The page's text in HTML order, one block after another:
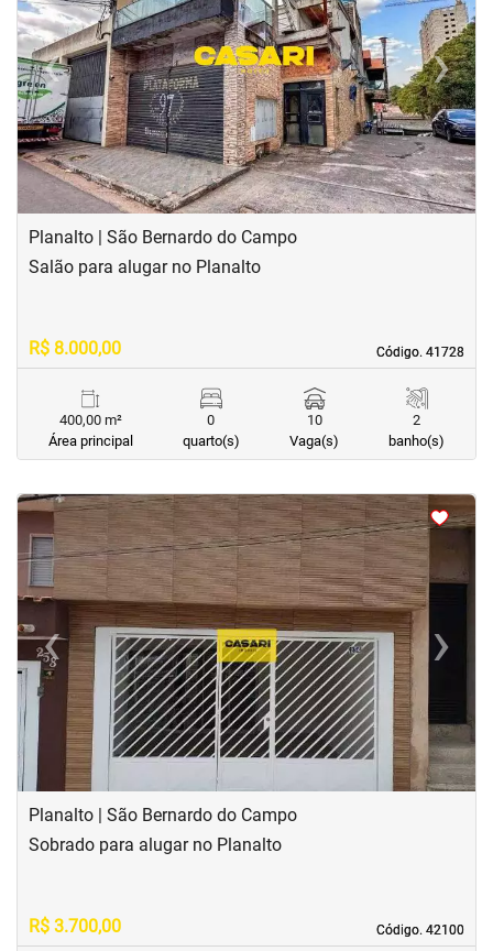
‹Previous ›Next
Planalto | São Bernardo do Campo
Código. 41728
Código. 41728
Salão para alugar no Planalto
R$ 8.000,00
400,00 m²
Área principal
0
quarto(s)
10
Vaga(s)
2
banho(s)
<<<<
‹Previous ›
Next
Planalto | São Bernardo do Campo
Código. 42100
Código. 42100
Sobrado para alugar no Planalto
R$ 3.700,00